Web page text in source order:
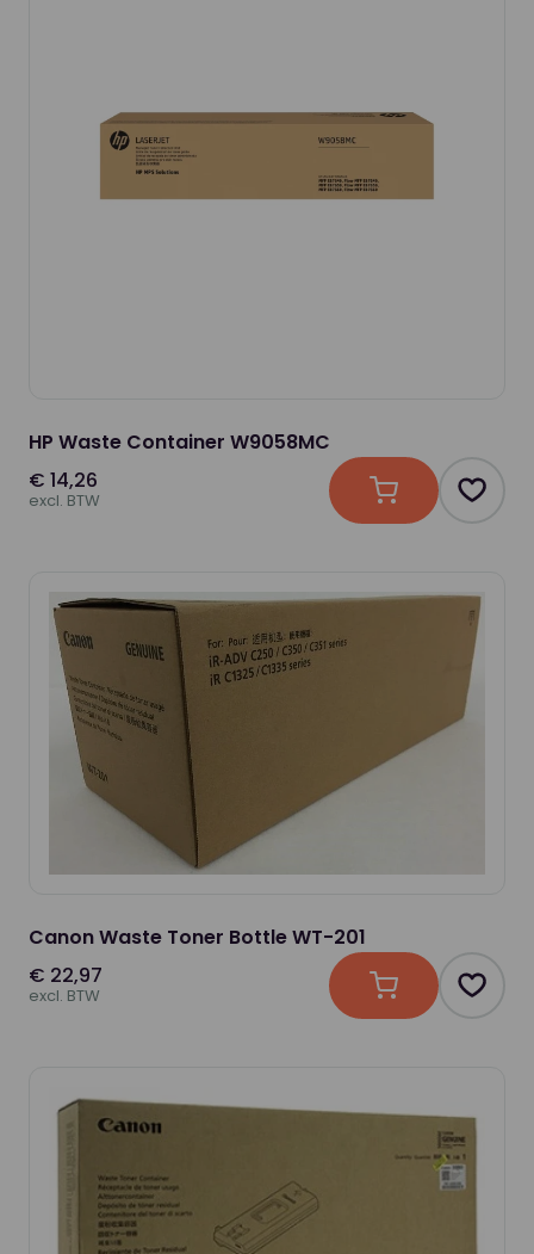
HP Waste Container W9058MC
€ 14,26
excl. BTW In winkelwagen
Canon Waste Toner Bottle WT-201
€ 22,97
excl. BTW In winkelwagen